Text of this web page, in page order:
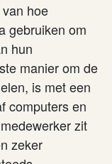
hoe
gebruiken om
hun
manier om de
is met een
computers en
zit
zeker